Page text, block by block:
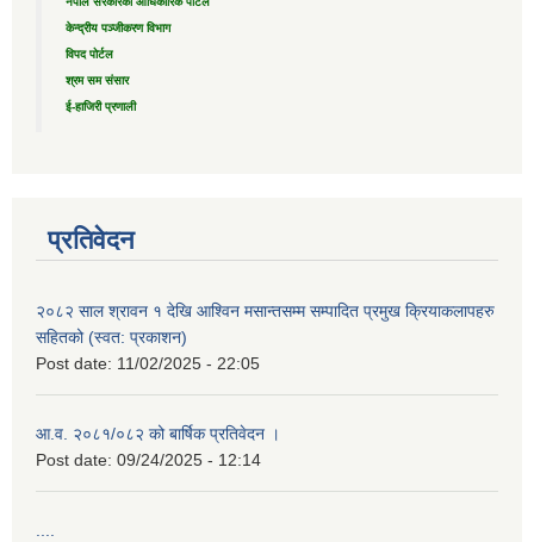
केन्द्रीय पञ्जीकरण विभाग
विपद पोर्टल
श्रम सम संसार
ई-हाजिरी प्रणाली
प्रतिवेदन
२०८२ साल श्रावन १ देखि आश्विन मसान्तसम्म सम्पादित प्रमुख क्रियाकलापहरु
सहितको (स्वत: प्रकाशन)
Post date: 11/02/2025 - 22:05
आ.व. २०८१/०८२ को बार्षिक प्रतिवेदन ।
Post date: 09/24/2025 - 12:14
....